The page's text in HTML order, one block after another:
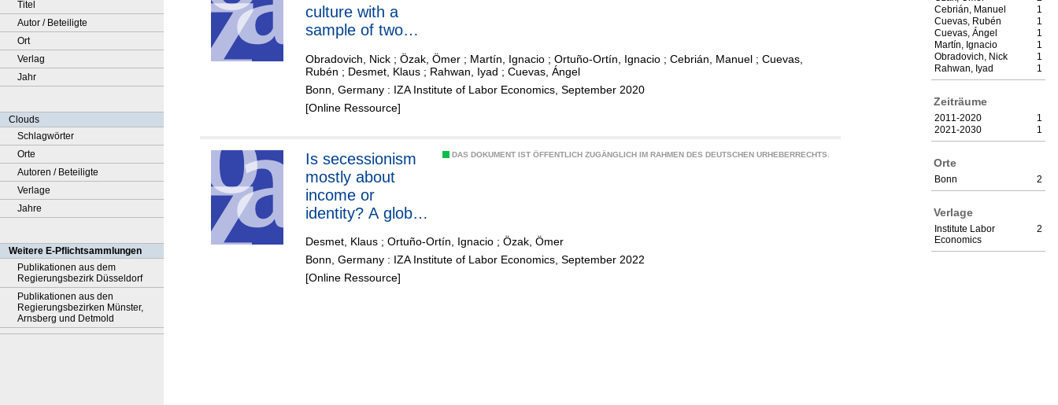
Titel
Autor / Beteiligte
Ort
Verlag
Jahr
Clouds
Schlagwörter
Orte
Autoren / Beteiligte
Verlage
Jahre
Weitere E-Pflichtsammlungen
Publikationen aus dem
Regierungsbezirk Düsseldorf
Publikationen aus den
Regierungsbezirken Münster,
Arnsberg und Detmold
1
Cebrián, Manuel
1
Cuevas, Rubén
1
Cuevas, Ángel
1
Martín, Ignacio
1
Obradovich, Nick
1
Rahwan, Iyad
Zeiträume
1
2011-2020
1
2021-2030
Orte
2
Bonn
Verlage
2
Institute Labor
Economics
culture with a
sample of two
Obradovich, Nick ; Özak, Ömer ; Martín, Ignacio ; Ortuño-Ortín, Ignacio ; Cebrián, Manuel ; Cuevas,
Rubén ; Desmet, Klaus ; Rahwan, Iyad ; Cuevas, Ángel
Bonn, Germany : IZA Institute of Labor Economics, September 2020
[Online Ressource]
DAS DOKUMENT IST ÖFFENTLICH ZUGÄNGLICH IM RAHMEN DES DEUTSCHEN URHEBERRECHTS.
Is secessionism
mostly about
income or
identity? A global
subnational
regions
Desmet, Klaus ; Ortuño-Ortín, Ignacio ; Özak, Ömer
Bonn, Germany : IZA Institute of Labor Economics, September 2022
[Online Ressource]